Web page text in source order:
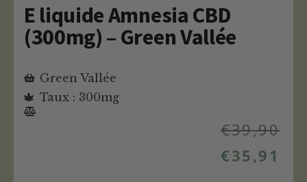
E liquide Amnesia CBD
(300mg) – Green Vallée
Green Vallée
Taux : 300mg
€39,90
€35,91